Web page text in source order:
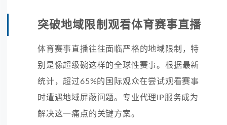
突破地域限制观看体育赛事直播
体育赛事直播往往面临严格的地域限制，特
别是像超级碗这样的全球性赛事。根据最新
统计，超过65%的国际观众在尝试观看赛事
时遭遇地域屏蔽问题。专业代理IP服务成为
解决这一痛点的关键方案。